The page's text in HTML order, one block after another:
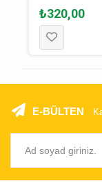
Oyuncağı
₺320,00
E-BÜLTEN